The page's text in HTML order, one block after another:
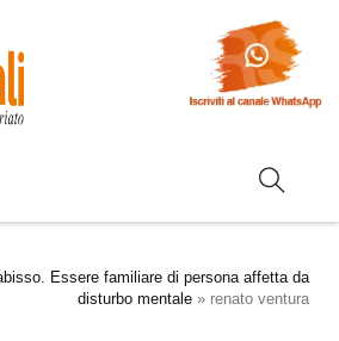
Essere familiare di persona affetta da
disturbo mentale » renato ventura